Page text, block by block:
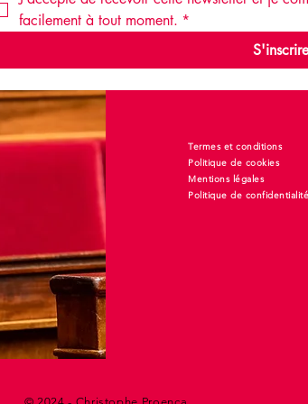
facilement à tout moment. *
Termes et conditions
Politique de cookies
Mentions légales
Politique de confidentialité